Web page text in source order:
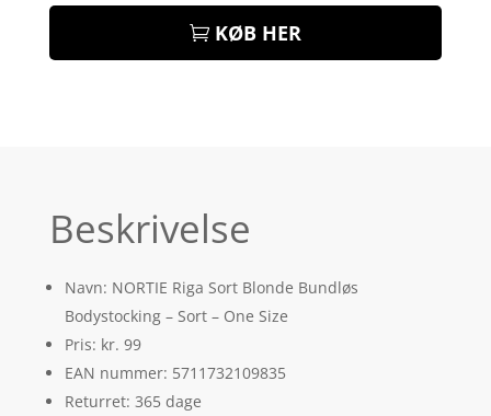
KØB HER
Beskrivelse
Navn: NORTIE Riga Sort Blonde Bundløs
Bodystocking – Sort – One Size
Pris: kr. 99
EAN nummer: 5711732109835
Returret: 365 dage